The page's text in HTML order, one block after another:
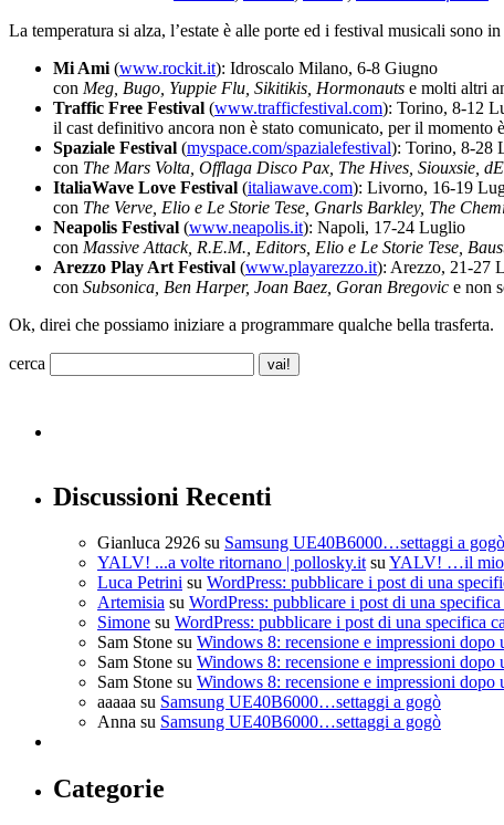
La temperatura si alza, l’estate è alle porte ed i festival musicali
Mi Ami (www.rockit.it): Idroscalo Milano, 6-8 Giugno
con Meg, Bugo, Yuppie Flu, Sikitikis, Hormonauts e molti altri
Traffic Free Festival (www.trafficfestival.com): Torino, 8-12
il cast definitivo ancora non è stato comunicato, per il momento
Spaziale Festival (myspace.com/spazialefestival): Torino, 8-28
con The Mars Volta, Offlaga Disco Pax, The Hives, Siouxsie,
ItaliaWave Love Festival (italiawave.com): Livorno, 16-19
con The Verve, Elio e Le Storie Tese, Gnarls Barkley, The
Neapolis Festival (www.neapolis.it): Napoli, 17-24 Luglio
con Massive Attack, R.E.M., Editors, Elio e Le Storie Tese,
Arezzo Play Art Festival (www.playarezzo.it): Arezzo, 21-27
con Subsonica, Ben Harper, Joan Baez, Goran Bregovic e non
Ok, direi che possiamo iniziare a programmare qualche bella trasferta.
cerca
Discussioni Recenti
Gianluca 2926 su Samsung UE40B6000…settaggi a gogò
YALV! ...a volte ritornano | pollosky.itsuYALV! …il mio
Luca Petrini su WordPress: pubblicare i post di una
Artemisia su WordPress: pubblicare i post di una
Simone su WordPress: pubblicare i post di una specifica
Sam Stone su Windows 8: recensione e impressioni dopo
Sam Stone su Windows 8: recensione e impressioni dopo
Sam Stone su Windows 8: recensione e impressioni dopo
aaaaa su Samsung UE40B6000…settaggi a gogò
Anna su Samsung UE40B6000…settaggi a gogò
Categorie